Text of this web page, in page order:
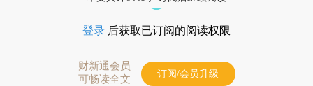
登录 后获取已订阅的阅读权限
财新通会员
可畅读全文
订阅/会员升级